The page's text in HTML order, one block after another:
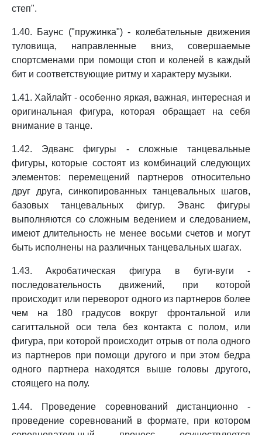
степ".
1.40. Баунс ("пружинка") - колебательные движения
туловища, направленные вниз, совершаемые
спортсменами при помощи стоп и коленей в каждый
бит и соответствующие ритму и характеру музыки.
1.41. Хайлайт - особенно яркая, важная, интересная и
оригинальная фигура, которая обращает на себя
внимание в танце.
1.42. Эдванс фигуры - сложные танцевальные
фигуры, которые состоят из комбинаций следующих
элементов: перемещений партнеров относительно
друг друга, синкопированных танцевальных шагов,
базовых танцевальных фигур. Эванс фигуры
выполняются со сложным ведением и следованием,
имеют длительность не менее восьми счетов и могут
быть исполнены на различных танцевальных шагах.
1.43. Акробатическая фигура в буги-вуги -
последовательность движений, при которой
происходит или переворот одного из партнеров более
чем на 180 градусов вокруг фронтальной или
сагиттальной оси тела без контакта с полом, или
фигура, при которой происходит отрыв от пола одного
из партнеров при помощи другого и при этом бедра
одного партнера находятся выше головы другого,
стоящего на полу.
1.44. Проведение соревнований дистанционно -
проведение соревнований в формате, при котором